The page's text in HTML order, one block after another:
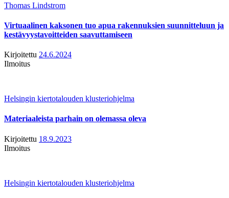
Thomas Lindstrom
Virtuaalinen kaksonen tuo apua rakennuksien suunnitteluun ja
kestävyystavoitteiden saavuttamiseen
Kirjoitettu 24.6.2024
Ilmoitus
Helsingin kiertotalouden klusteriohjelma
Materiaaleista parhain on olemassa oleva
Kirjoitettu 18.9.2023
Ilmoitus
Helsingin kiertotalouden klusteriohjelma